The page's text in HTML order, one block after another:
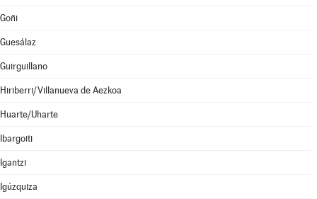
Goñi
Guesálaz
Guirguillano
Hiriberri/Villanueva de Aezkoa
Huarte/Uharte
Ibargoiti
Igantzi
Igúzquiza